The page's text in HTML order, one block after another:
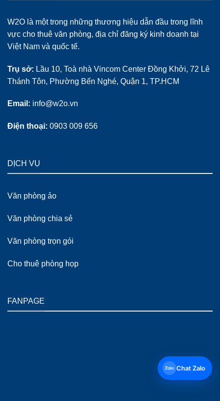
W2O là một trong những thương hiệu dẫn đầu trong lĩnh
vực cho thuê văn phòng, địa chỉ đăng ký kinh doanh tại
Việt Nam và quốc tế.
Trụ sở: Lầu 10, Toà nhà Vincom Center Đồng Khởi, 72 Lê
Thánh Tôn, Phường Bến Nghé, Quận 1, TP.HCM
Email: info@w2o.vn
Điện thoại: 0903 009 656
DỊCH VỤ
Văn phòng ảo
Văn phòng chia sẻ
Văn phòng trọn gói
Cho thuê phòng họp
FANPAGE
Chat Zalo